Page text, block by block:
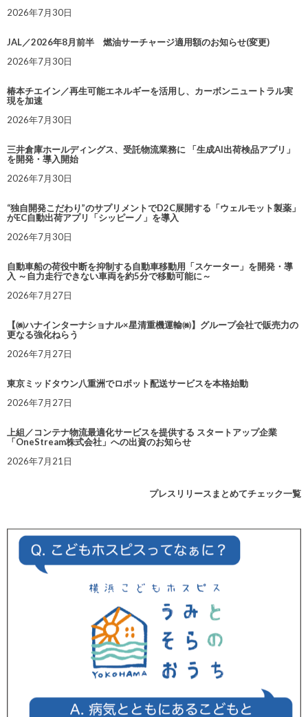
2026年7月30日
JAL／2026年8月前半 燃油サーチャージ適用額のお知らせ(変更)
2026年7月30日
椿本チエイン／再生可能エネルギーを活用し、カーボンニュートラル実
現を加速
2026年7月30日
三井倉庫ホールディングス、受託物流業務に 「生成AI出荷検品アプリ」
を開発・導入開始
2026年7月30日
“独自開発こだわり”のサプリメントでD2C展開する「ウェルモット製薬」
がEC自動出荷アプリ「シッピーノ」を導入
2026年7月30日
自動車船の荷役中断を抑制する自動車移動用「スケーター」を開発・導
入 ～自力走行できない車両を約5分で移動可能に～
2026年7月27日
【㈱ハナインターナショナル×星清重機運輸㈱】グループ会社で販売力の
更なる強化ねらう
2026年7月27日
東京ミッドタウン八重洲でロボット配送サービスを本格始動
2026年7月27日
上組／コンテナ物流最適化サービスを提供する スタートアップ企業
「OneStream株式会社」への出資のお知らせ
2026年7月21日
プレスリリースまとめてチェック一覧